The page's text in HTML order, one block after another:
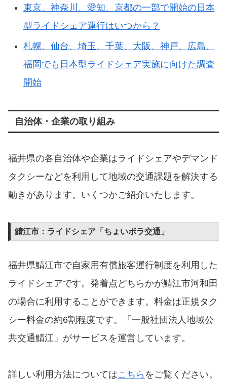
東京、神奈川、愛知、京都の一部で開始の日本
型ライドシェア運行はいつから？
札幌、仙台、埼玉、千葉、大阪、神戸、広島、
福岡でも日本型ライドシェア実施に向けた調査
開始
自治体・企業の取り組み
福井県の各自治体や企業はライドシェアやデマンド
タクシーなどを利用して地域の交通課題を解決する
動きがあります。いくつかご紹介いたします。
鯖江市：ライドシェア「ちょいボラ交通」
福井県鯖江市で自家用有償旅客運行制度を利用した
ライドシェアです。発着点どちらかが鯖江市河和田
の場合に利用することができます。料金は正規タク
シー料金の約6割程度です。「一般社団法人地域公
共交通鯖江」がサービスを運営しています。
詳しい利用方法についてはこちら をご覧ください。